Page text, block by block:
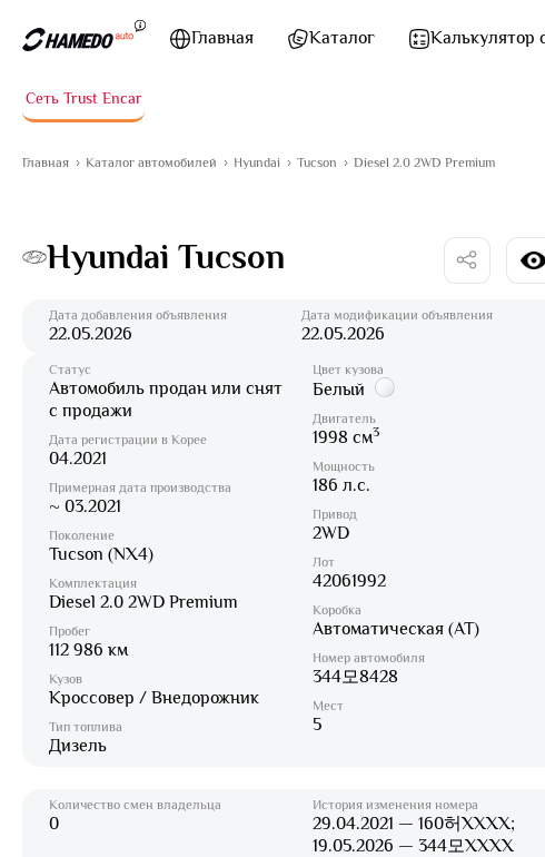
Главная
Каталог Калькулятор
Сеть Trust Encar
Главная Каталог автомобилей Hyundai Tucson Diesel 2.0 2WD Premium
Hyundai Tucson
Дата добавления объявления
22.05.2026
Дата модификации объявления
22.05.2026
Статус
Автомобиль продан или снят
с продажи
Дата регистрации в Корее
04.2021
Примерная дата производства
~ 03.2021
Поколение
Tucson (NX4)
Комплектация
Diesel 2.0 2WD Premium
Пробег
112 986 км
Кузов
Кроссовер / Внедорожник
Тип топлива
Дизель
Цвет кузова
Белый
Двигатель
1998 см3
Мощность
186 л.с.
Привод
2WD
Лот
42061992
Коробка
Автоматическая (AT)
Номер автомобиля
344모8428
Мест
5
Количество смен владельца
0
История изменения номера
29.04.2021 — 160허XXXX;
19.05.2026 — 344모XXXX